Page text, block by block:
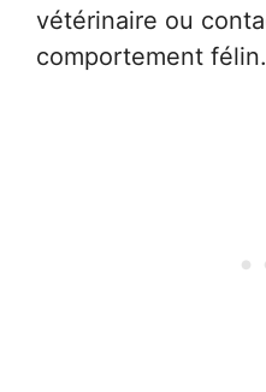
vétérinaire ou
comportement félin.